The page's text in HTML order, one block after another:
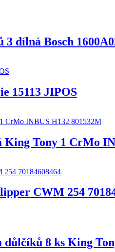
3 dílná Bosch
15113 JIPOS
King Tony 1 CrMo
CWM 254
důlčíků 8 ks King